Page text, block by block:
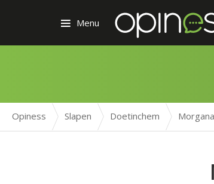
Menu
Opiness Slapen Doetinchem